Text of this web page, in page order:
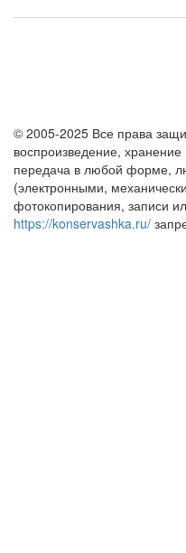
© 2005-2025 Все права
воспроизведение,
передача в любой форме,
(электронными,
фотокопирования, записи
https://konservashka.ru/